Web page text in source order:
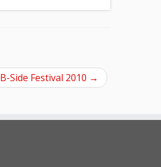
B-Side Festival 2010 →